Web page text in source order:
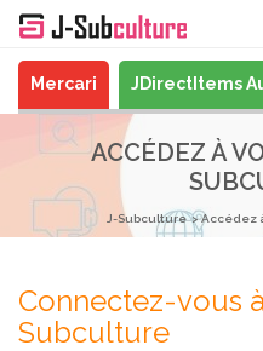
Mercari JDirectItems
ACCÉDEZ À
J-Subculture Accédez
Connectez-vous
Subculture